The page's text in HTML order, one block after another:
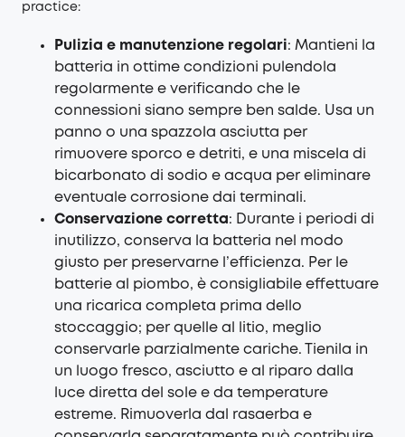
practice:
Pulizia e manutenzione regolari: Mantieni la
batteria in ottime condizioni pulendola
regolarmente e verificando che le
connessioni siano sempre ben salde. Usa un
panno o una spazzola asciutta per
rimuovere sporco e detriti, e una miscela di
bicarbonato di sodio e acqua per eliminare
eventuale corrosione dai terminali.
Conservazione corretta: Durante i periodi di
inutilizzo, conserva la batteria nel modo
giusto per preservarne l’efficienza. Per le
batterie al piombo, è consigliabile effettuare
una ricarica completa prima dello
stoccaggio; per quelle al litio, meglio
conservarle parzialmente cariche. Tienila in
un luogo fresco, asciutto e al riparo dalla
luce diretta del sole e da temperature
estreme. Rimuoverla dal rasaerba e